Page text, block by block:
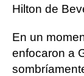
Hilton de
En un
enfocaron a